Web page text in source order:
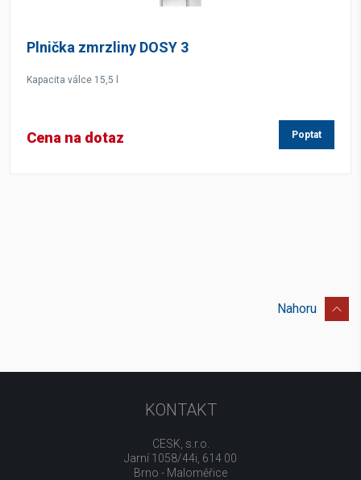
Plnička zmrzliny DOSY 3
Kapacita válce 15,5 l
Cena na dotaz Poptat
Nahoru
KONTAKT
CESK, s.r.o.
Jarní 1058/44i, 614 00
Brno - Maloměřice